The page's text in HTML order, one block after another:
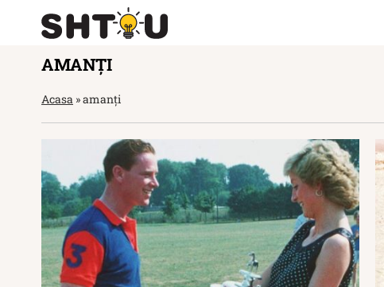
AMANȚI
Acasa »amanți